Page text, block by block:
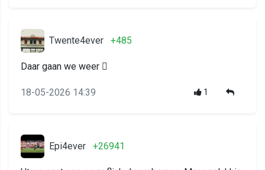
Twente4ever +485
Daar gaan we weer 🫩
18-05-2026 14:39 1
Epi4ever +26941